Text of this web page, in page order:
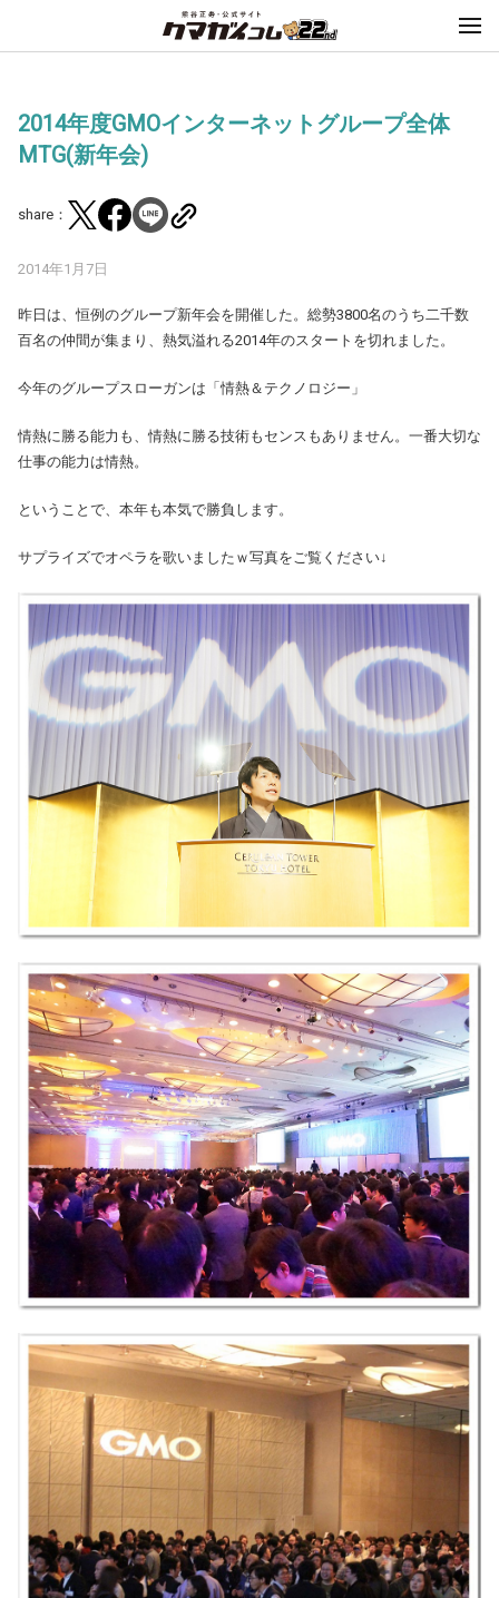
2014年度GMOインターネットグループ全体
MTG(新年会)
share：
2014年1月7日
昨日は、恒例のグループ新年会を開催した。総勢3800名のうち二千数
百名の仲間が集まり、熱気溢れる2014年のスタートを切れました。
今年のグループスローガンは「情熱＆テクノロジー」
情熱に勝る能力も、情熱に勝る技術もセンスもありません。一番大切な
仕事の能力は情熱。
ということで、本年も本気で勝負します。
サプライズでオペラを歌いましたｗ写真をご覧ください↓